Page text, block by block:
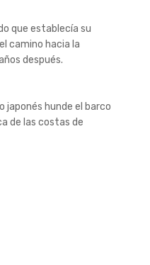
que establecía su
camino hacia la
después.
japonés hunde el barco
de las costas de